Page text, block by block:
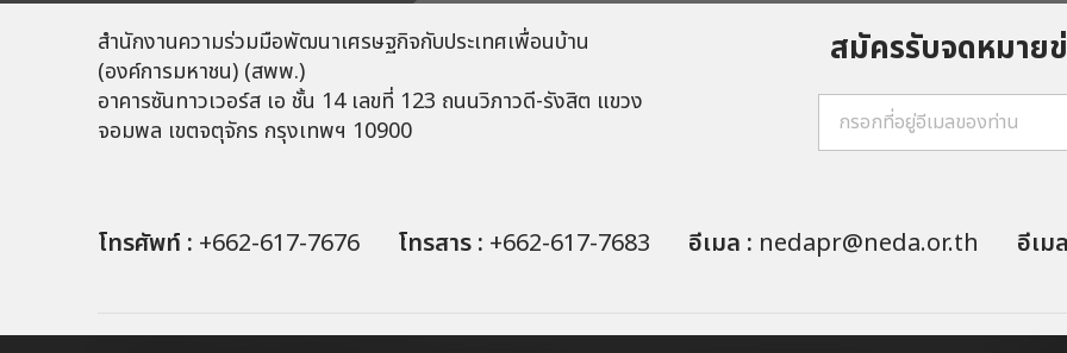
สำนักงานความร่วมมือพัฒนาเศรษฐกิจกับประเทศเพื่อนบ้าน
(องค์การมหาชน) (สพพ.)
อาคารซันทาวเวอร์ส เอ ชั้น 14 เลขที่ 123 ถนนวิภาวดี-รังสิต แขวง
จอมพล เขตจตุจักร กรุงเทพฯ 10900
สมัครรับจดหมาย
โทรศัพท์ : +662-617-7676 โทรสาร : +662-617-7683 อีเมล : nedapr@neda.or.th อีเม